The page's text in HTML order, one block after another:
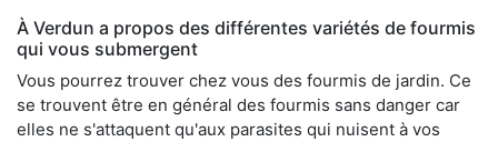
À Verdun a propos des différentes variétés de fourmis
qui vous submergent
Vous pourrez trouver chez vous des fourmis de jardin. Ce
se trouvent être en général des fourmis sans danger car
elles ne s'attaquent qu'aux parasites qui nuisent à vos